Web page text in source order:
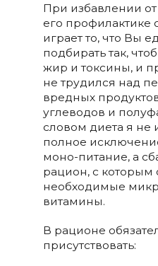
При избавлении
его профилактике
играет то, что Вы
подбирать так,
жир и токсины, и
не трудился над
вредных
углеводов и
словом диета я
полное
моно-питание, а
рацион, с которым
необходимые
витамины.
В рационе
присутствовать: